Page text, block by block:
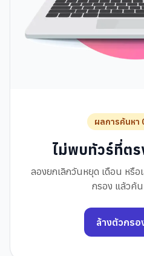
ผลการค้นหา
ไม่พบทัวร์ที่ต
ลองยกเลิกวันหยุด เดือน หรือ
กรอง แล้วค้
ล้างตัวกร